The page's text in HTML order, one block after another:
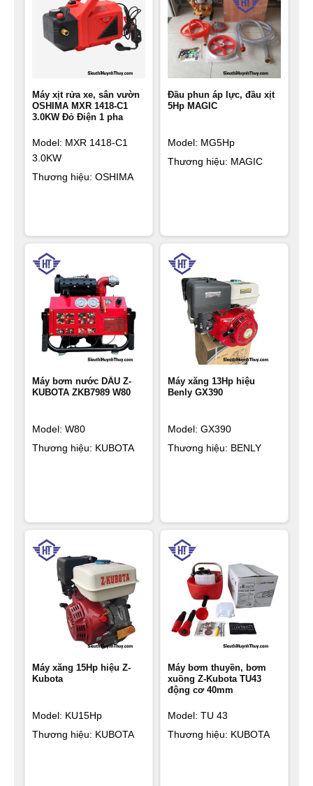
Máy xịt rửa xe, sân vườn
OSHIMA MXR 1418-C1
3.0KW Đỏ Điện 1 pha
Model: MXR 1418-C1
3.0KW
Thương hiệu: OSHIMA
Đầu phun áp lực, đầu xịt
5Hp MAGIC
Model: MG5Hp
Thương hiệu: MAGIC
Máy bơm nước DẦU Z-
KUBOTA ZKB7989 W80
Model: W80
Thương hiệu: KUBOTA
Máy xăng 13Hp hiệu
Benly GX390
Model: GX390
Thương hiệu: BENLY
Máy xăng 15Hp hiệu Z-
Kubota
Model: KU15Hp
Thương hiệu: KUBOTA
Máy bơm thuyền, bơm
xuồng Z-Kubota TU43
động cơ 40mm
Model: TU 43
Thương hiệu: KUBOTA